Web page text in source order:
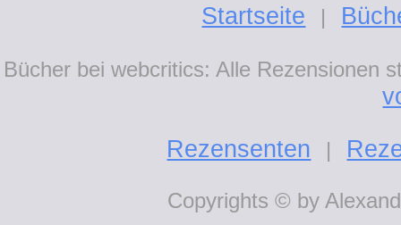
Startseite |
Bücher bei webcritics: Alle Rezensionen
Rezensenten
|
Copyrights © by